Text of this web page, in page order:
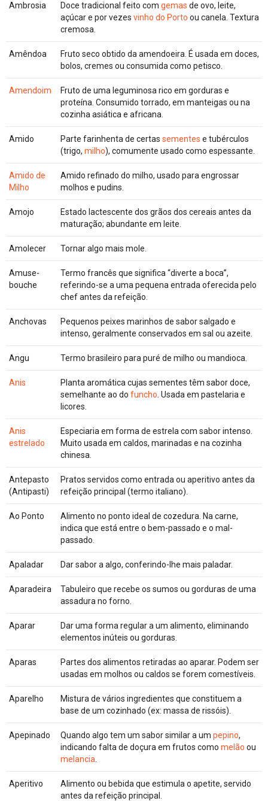
Ambrosia Doce tradicional feito com gemas de ovo, leite,
açúcar e por vezes vinho do Porto ou canela. Textura
cremosa.
Amêndoa
Fruto seco obtido da amendoeira. É usada em doces,
bolos, cremes ou consumida como petisco.
Amendoim
Fruto de uma leguminosa rico em gorduras e
proteína. Consumido torrado, em manteigas ou na
cozinha asiática e africana.
Amido Parte farinhenta de certas sementes e tubérculos
(trigo, milho), comumente usado como espessante.
Amido de
Milho
Amido refinado do milho, usado para engrossar
molhos e pudins.
Amojo
Estado lactescente dos grãos dos cereais antes da
maturação; abundante em leite.
Amolecer Tornar algo mais mole.
Amuse-
bouche
Termo francês que significa “diverte a boca”,
referindo-se a uma pequena entrada oferecida pelo
chef antes da refeição.
Anchovas
Pequenos peixes marinhos de sabor salgado e
intenso, geralmente conservados em sal ou azeite.
Angu Termo brasileiro para puré de milho ou mandioca.
Anis
Planta aromática cujas sementes têm sabor doce,
semelhante ao do funcho . Usada em pastelaria e
licores.
Anis
estrelado
Especiaria em forma de estrela com sabor intenso.
Muito usada em caldos, marinadas e na cozinha
chinesa.
Antepasto
(Antipasti)
Pratos servidos como entrada ou aperitivo antes da
refeição principal (termo italiano).
Ao Ponto
Alimento no ponto ideal de cozedura. Na carne,
indica que está entre o bem-passado e o mal-
passado.
Apaladar Dar sabor a algo, conferindo-lhe mais paladar.
Aparadeira
Tabuleiro que recebe os sumos ou gorduras de uma
assadura no forno.
Aparar
Dar uma forma regular a um alimento, eliminando
elementos inúteis ou gorduras.
Aparas
Partes dos alimentos retiradas ao aparar. Podem ser
usadas em molhos ou caldos se forem comestíveis.
Aparelho
Mistura de vários ingredientes que constituem a
base de um cozinhado (ex: massa de rissóis).
Apepinado Quando algo tem um sabor similar a um pepino,
indicando falta de doçura em frutos como melão ou
melancia
Aperitivo
Alimento ou bebida que estimula o apetite, servido
antes da refeição principal.